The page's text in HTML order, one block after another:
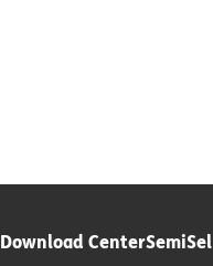
Download CenterSemiSel